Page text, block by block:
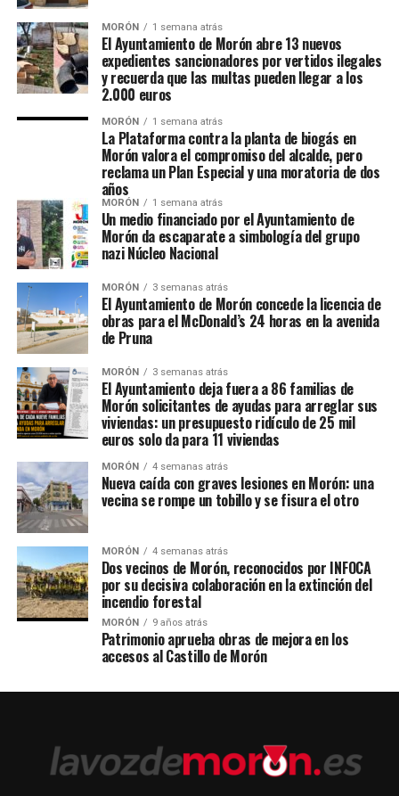
MORÓN 1 semana atrás
El Ayuntamiento de Morón abre 13 nuevos
expedientes sancionadores por vertidos ilegales
y recuerda que las multas pueden llegar a los
2.000 euros
MORÓN 1 semana atrás
La Plataforma contra la planta de biogás en
Morón valora el compromiso del alcalde, pero
reclama un Plan Especial y una moratoria de dos
años
MORÓN 1 semana atrás
Un medio financiado por el Ayuntamiento de
Morón da escaparate a simbología del grupo
nazi Núcleo Nacional
MORÓN 3 semanas atrás
El Ayuntamiento de Morón concede la licencia de
obras para el McDonald’s 24 horas en la avenida
de Pruna
MORÓN 3 semanas atrás
El Ayuntamiento deja fuera a 86 familias de
Morón solicitantes de ayudas para arreglar sus
viviendas: un presupuesto ridículo de 25 mil
euros solo da para 11 viviendas
MORÓN 4 semanas atrás
Nueva caída con graves lesiones en Morón: una
vecina se rompe un tobillo y se fisura el otro
MORÓN 4 semanas atrás
Dos vecinos de Morón, reconocidos por INFOCA
por su decisiva colaboración en la extinción del
incendio forestal
MORÓN 9 años atrás
Patrimonio aprueba obras de mejora en los
accesos al Castillo de Morón